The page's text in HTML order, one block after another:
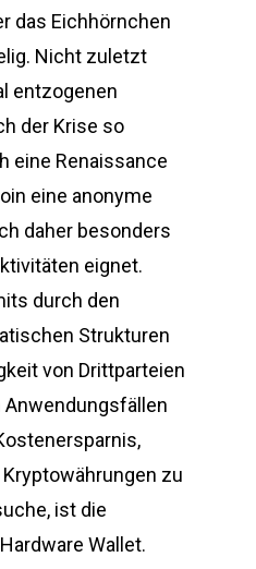
das Eichhörnchen
Nicht zuletzt
entzogenen
der Krise so
eine Renaissance
eine anonyme
daher besonders
eignet.
durch den
Strukturen
von Drittparteien
zu
ist die
Wallet.